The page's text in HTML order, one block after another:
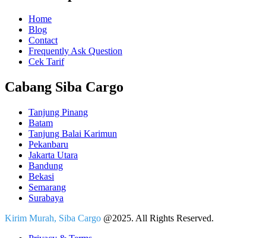
Home
Blog
Contact
Frequently Ask Question
Cek Tarif
Cabang Siba Cargo
Tanjung Pinang
Batam
Tanjung Balai Karimun
Pekanbaru
Jakarta Utara
Bandung
Bekasi
Semarang
Surabaya
Kirim Murah, Siba Cargo @2025. All Rights Reserved.